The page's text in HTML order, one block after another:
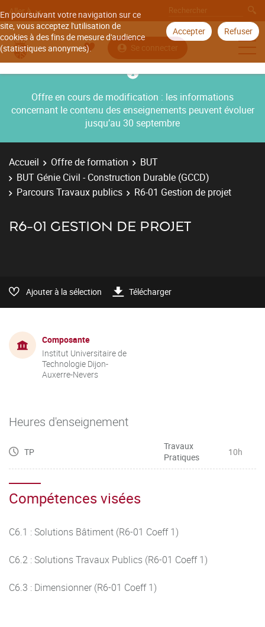
En poursuivant votre navigation sur ce
site, vous acceptez l'utilisation de
cookies à des fins de mesure d'audience
(statistiques anonymes).
Accepter Refuser
Aller à
Se connecter
Offre en cours de modification : les informations
concernant le contenu des enseignements peuvent évoluer
jusqu’au 30 septembre
Accueil Offre de formation
BUT
BUT Génie Civil - Construction Durable (GCCD)
Parcours Travaux publics
R6-01 Gestion de projet
R6-01 GESTION DE PROJET
Ajouter à la sélection Télécharger
Composante
Institut Universitaire de
Technologie Dijon-
Auxerre-Nevers
Heures d'enseignement
TP
Travaux
Pratiques
10h
Compétences visées
C6.1 : Solutions Bâtiment (R6-01 Coeff 1)
C6.2 : Solutions Travaux Publics (R6-01 Coeff 1)
C6.3 : Dimensionner (R6-01 Coeff 1)